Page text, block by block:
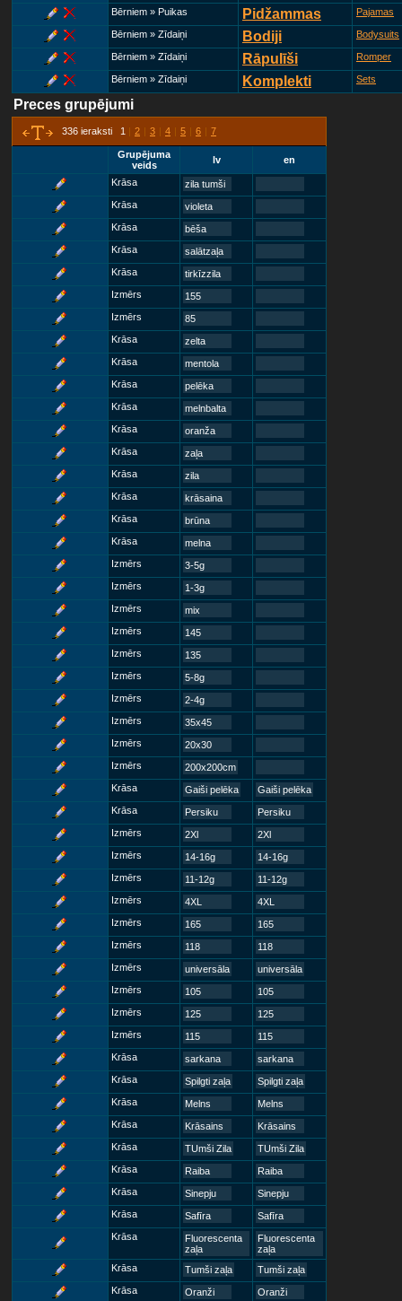
Bērniem » Puikas Pidžammas Pajamas
Bērniem » Zīdaiņi Bodiji Bodysuits
Bērniem » Zīdaiņi Rāpulīši Romper
Bērniem » Zīdaiņi Komplekti Sets
Preces grupējumi
336 ieraksti 1 | 2 | 3 | 4 | 5 | 6 | 7
Grupējuma
veids
lv en
Krāsa
zila tumši
Krāsa
violeta
Krāsa
bēša
Krāsa
salātzaļa
Krāsa
tirkīzzila
Izmērs
155
Izmērs
85
Krāsa
zelta
Krāsa
mentola
Krāsa
pelēka
Krāsa
melnbalta
Krāsa
oranža
Krāsa
zaļa
Krāsa
zila
Krāsa
krāsaina
Krāsa
brūna
Krāsa
melna
Izmērs
3-5g
Izmērs
1-3g
Izmērs
mix
Izmērs
145
Izmērs
135
Izmērs
5-8g
Izmērs
2-4g
Izmērs
35x45
Izmērs
20x30
Izmērs
200x200cm
Krāsa
Gaiši pelēka
Gaiši pelēka
Krāsa
Persiku
Persiku
Izmērs
2Xl
2Xl
Izmērs
14-16g
14-16g
Izmērs
11-12g
11-12g
Izmērs
4XL
4XL
Izmērs
165
165
Izmērs
118
118
Izmērs
universāla
universāla
Izmērs
105
105
Izmērs
125
125
Izmērs
115
115
Krāsa
sarkana
sarkana
Krāsa
Spilgti zaļa
Spilgti zaļa
Krāsa
Melns
Melns
Krāsa
Krāsains
Krāsains
Krāsa
TUmši Zila
TUmši Zila
Krāsa
Raiba
Raiba
Krāsa
Sinepju
Sinepju
Krāsa
Safīra
Safīra
Krāsa
Fluorescenta
zaļa
Fluorescenta
zaļa
Krāsa
Tumši zaļa
Tumši zaļa
Krāsa
Oranži Oranži